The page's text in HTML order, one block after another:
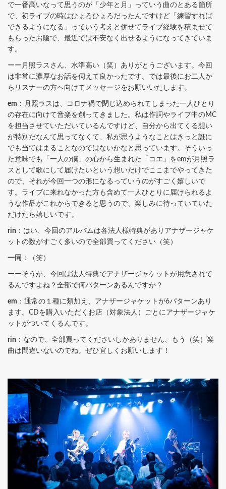
で一番高いなって思うのが「少年と月」っていう曲のとある箇所
で、初ライブの時はひょろひょろだったんですけど「練習すれば
できるようになる」っていう考えと併せてライブ経験を積ませて
もらったお陰で、最近では不安なく出せるようになってきていま
す。
ーー月照ラスさん、水準高い（笑）ありがとうございます。今回
は非常に濃厚なお話を伺えて良かったです。では最後にお二人か
らリスナーの方へ向けてメッセージをお願いいたします。
em ：月照ラスは、コロナ禍で閉じ込められてしまった一人ひとり
の存在に向けて音楽を創ってきました。私は作詞やライブ中のMC
を担当させていただいているんですけど、自分から出てくる想い
が特別だなんて思ってなくて、私が思うようなことはきっと誰に
でも当てはまることなのではないかなと思っています。そういっ
た意味でも「一人の僕」の心から生まれた「コエ」をemが月照ラ
スとして歌にして届けたいという想いだけでここまでやってきた
ので、それが今回一つの形になるっていうのがすごく嬉しいで
す。ライブに来れなかった方も含めて一人ひとりに届けられるよ
うな作品がこれからできると思うので、楽しみに待っていていた
だけたら嬉しいです。
rin ：はい、今回のアルバムは各法人様特典がありアナザージャケ
ットの数がすごく多いので全部買ってください（笑）
一同 ：（笑）
ーーそうか、今回は法人特典でアナザージャケットが用意されて
るんですよね？全部で何パターンあるんですか？
em ：通常の１種に類加え、アナザージャケットが6パターンあり
ます。CDを購入いただくお店（対象法人）ごとにアナザージャケ
ットがついてくるんです。
rin ：なので、全部買ってくださいしかありません、もう（笑）楽
曲は間違いないのでね。ぜひ宜しくお願いします！